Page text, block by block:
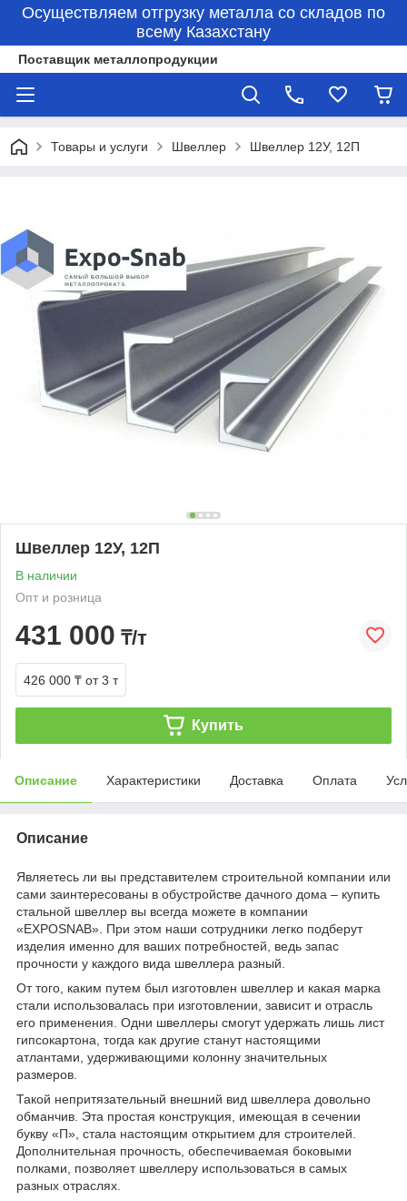
Осуществляем отгрузку металла со складов по
всему Казахстану
Поставщик металлопродукции
Товары и услуги Швеллер Швеллер 12У, 12П
Швеллер 12У, 12П
В наличии
Опт и розница
431 000 ₸/т
426 000 ₸ от 3 т
Купить
Описание Характеристики Доставка Оплата
Описание
Являетесь ли вы представителем строительной компании или
сами заинтересованы в обустройстве дачного дома – купить
стальной швеллер вы всегда можете в компании
«EXPOSNAB». При этом наши сотрудники легко подберут
изделия именно для ваших потребностей, ведь запас
прочности у каждого вида швеллера разный.
От того, каким путем был изготовлен швеллер и какая марка
стали использовалась при изготовлении, зависит и отрасль
его применения. Одни швеллеры смогут удержать лишь лист
гипсокартона, тогда как другие станут настоящими
атлантами, удерживающими колонну значительных
размеров.
Такой непритязательный внешний вид швеллера довольно
обманчив. Эта простая конструкция, имеющая в сечении
букву «П», стала настоящим открытием для строителей.
Дополнительная прочность, обеспечиваемая боковыми
полками, позволяет швеллеру использоваться в самых
разных отраслях.